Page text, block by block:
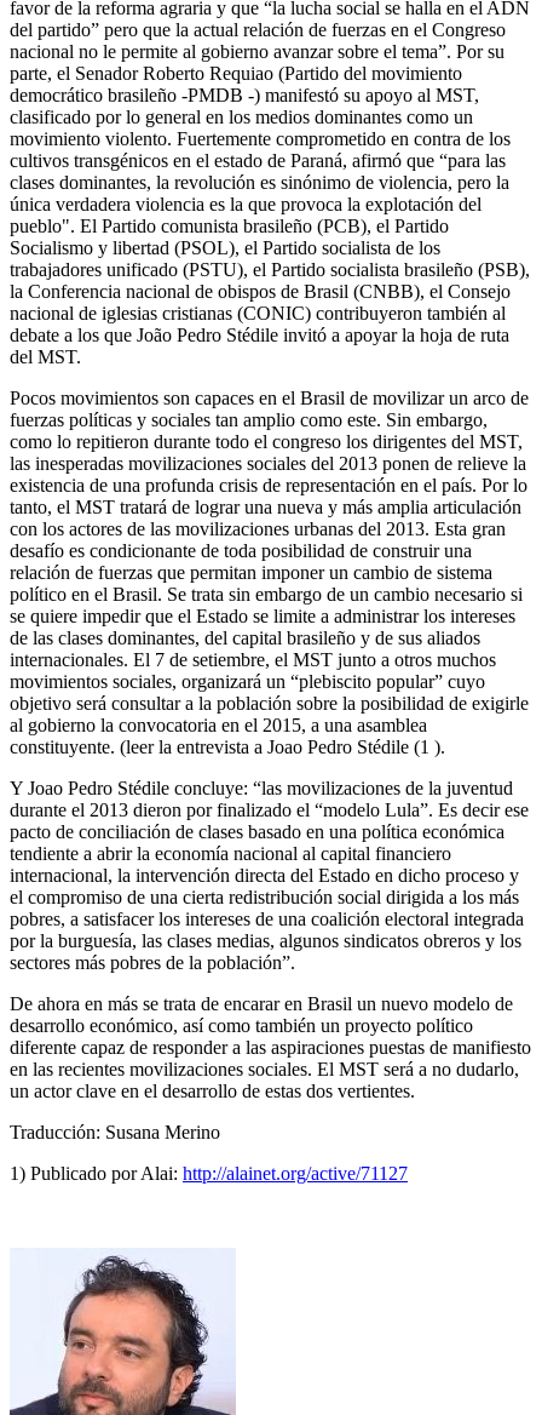
favor de la reforma agraria y que “la lucha social se halla en el ADN
del partido” pero que la actual relación de fuerzas en el Congreso
nacional no le permite al gobierno avanzar sobre el tema”. Por su
parte, el Senador Roberto Requiao (Partido del movimiento
democrático brasileño -PMDB -) manifestó su apoyo al MST,
clasificado por lo general en los medios dominantes como un
movimiento violento. Fuertemente comprometido en contra de los
cultivos transgénicos en el estado de Paraná, afirmó que “para las
clases dominantes, la revolución es sinónimo de violencia, pero la
única verdadera violencia es la que provoca la explotación del
pueblo". El Partido comunista brasileño (PCB), el Partido
Socialismo y libertad (PSOL), el Partido socialista de los
trabajadores unificado (PSTU), el Partido socialista brasileño (PSB),
la Conferencia nacional de obispos de Brasil (CNBB), el Consejo
nacional de iglesias cristianas (CONIC) contribuyeron también al
debate a los que João Pedro Stédile invitó a apoyar la hoja de ruta
del MST.
Pocos movimientos son capaces en el Brasil de movilizar un arco de
fuerzas políticas y sociales tan amplio como este. Sin embargo,
como lo repitieron durante todo el congreso los dirigentes del MST,
las inesperadas movilizaciones sociales del 2013 ponen de relieve la
existencia de una profunda crisis de representación en el país. Por lo
tanto, el MST tratará de lograr una nueva y más amplia articulación
con los actores de las movilizaciones urbanas del 2013. Esta gran
desafío es condicionante de toda posibilidad de construir una
relación de fuerzas que permitan imponer un cambio de sistema
político en el Brasil. Se trata sin embargo de un cambio necesario si
se quiere impedir que el Estado se limite a administrar los intereses
de las clases dominantes, del capital brasileño y de sus aliados
internacionales. El 7 de setiembre, el MST junto a otros muchos
movimientos sociales, organizará un “plebiscito popular” cuyo
objetivo será consultar a la población sobre la posibilidad de exigirle
al gobierno la convocatoria en el 2015, a una asamblea
constituyente. (leer la entrevista a Joao Pedro Stédile (1 ).
Y Joao Pedro Stédile concluye: “las movilizaciones de la juventud
durante el 2013 dieron por finalizado el “modelo Lula”. Es decir ese
pacto de conciliación de clases basado en una política económica
tendiente a abrir la economía nacional al capital financiero
internacional, la intervención directa del Estado en dicho proceso y
el compromiso de una cierta redistribución social dirigida a los más
pobres, a satisfacer los intereses de una coalición electoral integrada
por la burguesía, las clases medias, algunos sindicatos obreros y los
sectores más pobres de la población”.
De ahora en más se trata de encarar en Brasil un nuevo modelo de
desarrollo económico, así como también un proyecto político
diferente capaz de responder a las aspiraciones puestas de manifiesto
en las recientes movilizaciones sociales. El MST será a no dudarlo,
un actor clave en el desarrollo de estas dos vertientes.
Traducción: Susana Merino
1) Publicado por Alai: http://alainet.org/active/71127